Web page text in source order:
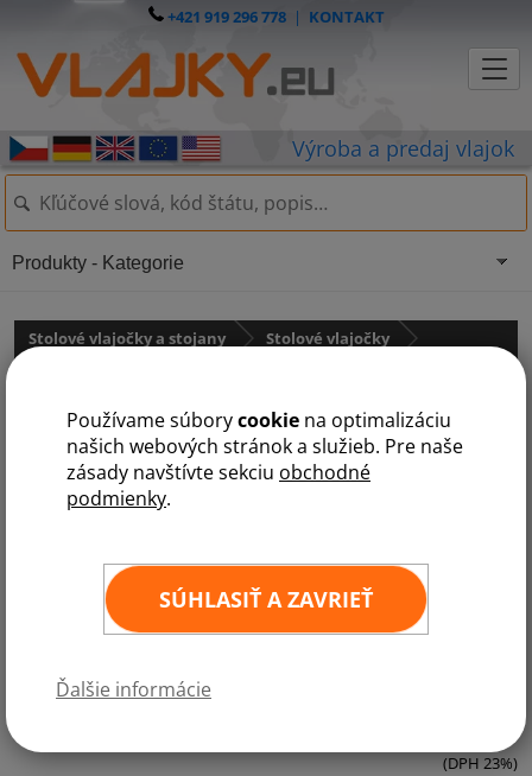
Používame súborycookie na optimalizáciu
našich webových stránok a služieb. Pre naše
zásady navštívte sekciu obchodné
podmienky.
SÚHLASIŤ A ZAVRIEŤ
Ďalšie informácie
+421 919 296 778| KONTAKT
Stolové vlajočky a stojany
Stolové vlajočky
Stolová vlajočka Luxemburska
Kategórie:
(DPH 23%)
Produkty - Kategorie